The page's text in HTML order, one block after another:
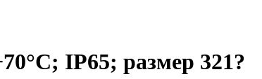
IP65; размер 321?